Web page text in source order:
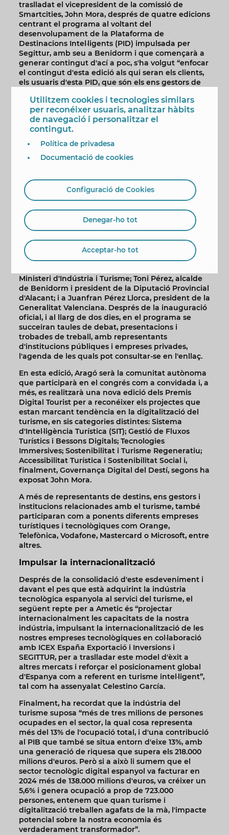
traslladat el vicepresident de la comissió de
Smartcities, John Mora, després de quatre edicions
centrant el programa al voltant del
desenvolupament de la Plataforma de
Destinacions Intel·ligents (PID) impulsada per
Segittur, amb seu a Benidorm i que començarà a
generar contingut d'ací a poc, s'ha volgut “enfocar
el contingut d'esta edició als qui seran els clients,
els usuaris d'esta PID, que són els ens gestors de
Fundació Visit Benidorm.
Així, el congrés pretén analitzar i oferir eines a
estos ‘DMO’ i, a més, inclourà en el seu programa
panorama tecnològic i del turisme, com els
bessons digitals, la intel·ligència artificial
tecnologia en matèria d'accessibilitat o les noves
aliances de destins que estan sorgint al nostre
Programa
El congrés arrancarà el 7 de maig i, segons
arreplega el programa, reunirà en l'acte inaugural
a Francisco Hortigüela, president d'Ametic; Rosario
Ministeri d'Indústria i Turisme; Toni Pérez, alcalde
de Benidorm i president de la Diputació Provincial
d'Alacant; i a Juanfran Pérez Llorca, president de la
Generalitat Valenciana. Després de la inauguració
oficial, i al llarg de dos dies, en el programa se
succeiran taules de debat, presentacions i
trobades de treball, amb representants
d'institucions públiques i empreses privades,
l'agenda de les quals pot consultar-se en l'enllaç.
En esta edició, Aragó serà la comunitat autònoma
que participarà en el congrés com a convidada i, a
més, es realitzarà una nova edició dels Premis
Digital Tourist per a reconéixer els projectes que
estan marcant tendència en la digitalització del
turisme, en sis categories distintes: Sistema
d'Intel·ligència Turística (SIT); Gestió de Fluxos
Turístics i Bessons Digitals; Tecnologies
Immersives; Sostenibilitat i Turisme Regeneratiu;
Accessibilitat Turística i Sostenibilitat Social i,
finalment, Governança Digital del Destí, segons ha
exposat John Mora.
A més de representants de destins, ens gestors i
institucions relacionades amb el turisme, també
participaran com a ponents diferents empreses
turístiques i tecnològiques com Orange,
Telefònica, Vodafone, Mastercard o Microsoft, entre
altres.
Impulsar la internacionalització
Després de la consolidació d'este esdeveniment i
davant el pes que està adquirint la indústria
tecnològica espanyola al servici del turisme, el
següent repte per a Ametic és “projectar
internacionalment les capacitats de la nostra
indústria, impulsant la internacionalització de les
nostres empreses tecnològiques en col·laboració
amb ICEX España Exportació i Inversions i
SEGITTUR, per a traslladar este model d'èxit a
altres mercats i reforçar el posicionament global
d'Espanya com a referent en turisme intel·ligent”,
tal com ha assenyalat Celestino García.
Finalment, ha recordat que la indústria del
turisme suposa “més de tres milions de persones
ocupades en el sector, la qual cosa representa
més del 13% de l'ocupació total, i d'una contribució
al PIB que també se situa entorn d'eixe 13%, amb
una generació de riquesa que supera els 218.000
milions d'euros. Però si a això li sumem que el
sector tecnològic digital espanyol va facturar en
2024 més de 138.000 milions d'euros, va créixer un
5,6% i genera ocupació a prop de 723.000
persones, entenem que quan turisme i
digitalització treballen agafats de la mà, l'impacte
potencial sobre la nostra economia és
verdaderament transformador”.
Utilitzem cookies i tecnologies similars
per reconéixer usuaris, analitzar hàbits
de navegació i personalitzar el
contingut.
Política de privadesa
Documentació de cookies
Configuració de Cookies
Denegar-ho tot
Acceptar-ho tot